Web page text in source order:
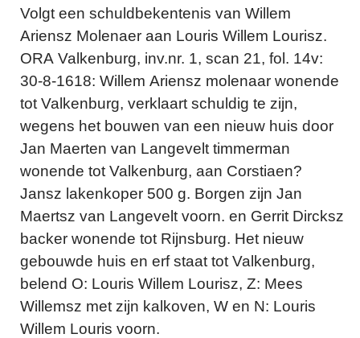
Volgt een schuldbekentenis van Willem
Ariensz Molenaer aan Louris Willem Lourisz.
ORA Valkenburg, inv.nr. 1, scan 21, fol. 14v:
30-8-1618: Willem Ariensz molenaar wonende
tot Valkenburg, verklaart schuldig te zijn,
wegens het bouwen van een nieuw huis door
Jan Maerten van Langevelt timmerman
wonende tot Valkenburg, aan Corstiaen?
Jansz lakenkoper 500 g. Borgen zijn Jan
Maertsz van Langevelt voorn. en Gerrit Dircksz
backer wonende tot Rijnsburg. Het nieuw
gebouwde huis en erf staat tot Valkenburg,
belend O: Louris Willem Lourisz, Z: Mees
Willemsz met zijn kalkoven, W en N: Louris
Willem Louris voorn.